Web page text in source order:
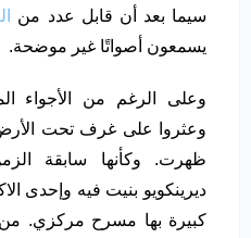
سيما بعد أن قابل عدد من
يسمعون أصواتًا غير موضحة.
وعلى الرغم من الأجواء
وعثروا على غرف تحت
ظهرت. وكأنها سابقة
ديرينكويو بنيت فيه وإحدى
كبيرة بها مسرح مركزي. من